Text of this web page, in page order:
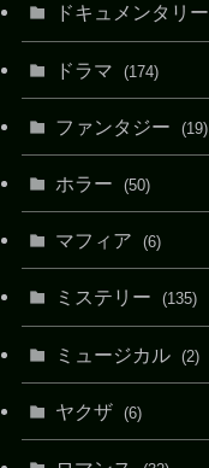
ドキュメンタリー
ドラマ (174)
ファンタジー (19)
ホラー (50)
マフィア (6)
ミステリー (135)
ミュージカル (2)
ヤクザ (6)